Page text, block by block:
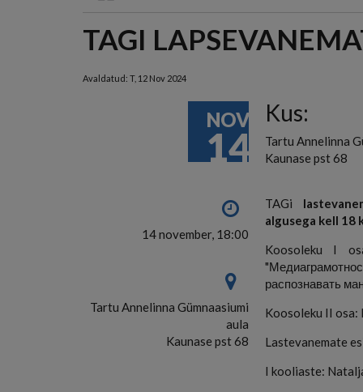
LEIVAPURU
TAGI
Avaldatud: T, 12 Nov 2024
NOV
14
14 november, 18:00
Tartu Annelinna Gümnaasiumi
aula
Kaunase pst 68
Kus:
Tartu Annelinna
Kaunase pst 68
TAGi
algusega kell 18
Koosoleku I
распознавать
Koosoleku II osa:
Lastevanemate
I kooliaste: